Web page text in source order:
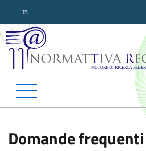
ITA
Normattiva
Domande frequenti